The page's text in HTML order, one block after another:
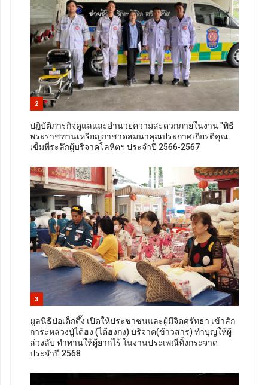
2
ปฏิบัติภารกิจดูแลและอำนวยความสะดวกภายในงาน "พิธี
พระราชทานเหรียญกาชาดสมนาคุณประกาศเกียรติคุณ
เข็มที่ระลึกผู้บริจาคโลหิตฯ ประจำปี 2566-2567
3
มูลนิธิป่อเต็กตึ๊ง เปิดให้ประชาชนและผู้มีจิตศรัทธา เข้าสัก
การะหลวงปู่ไต้ฮง (ไต้ฮงกง) บริจาค(ข้าวสาร) ทำบุญให้ผู้
ล่วงลับ ทำทานให้ผู้ยากไร้ ในงานประเพณีทิ้งกระจาด
ประจำปี 2568